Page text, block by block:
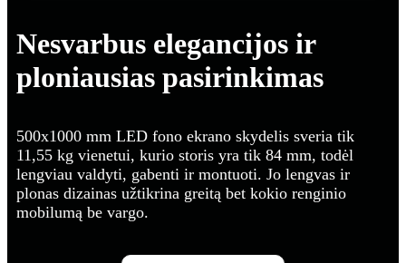
Nesvarbus elegancijos ir
ploniausias pasirinkimas
500x1000 mm LED fono ekrano skydelis sveria tik
11,55 kg vienetui, kurio storis yra tik 84 mm, todėl
lengviau valdyti, gabenti ir montuoti. Jo lengvas ir
plonas dizainas užtikrina greitą bet kokio renginio
mobilumą be vargo.